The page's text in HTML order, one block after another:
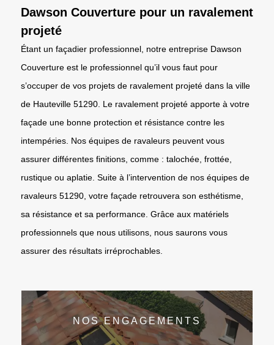
Dawson Couverture pour un ravalement
projeté
Étant un façadier professionnel, notre entreprise Dawson
Couverture est le professionnel qu’il vous faut pour
s’occuper de vos projets de ravalement projeté dans la ville
de Hauteville 51290. Le ravalement projeté apporte à votre
façade une bonne protection et résistance contre les
intempéries. Nos équipes de ravaleurs peuvent vous
assurer différentes finitions, comme : talochée, frottée,
rustique ou aplatie. Suite à l’intervention de nos équipes de
ravaleurs 51290, votre façade retrouvera son esthétisme,
sa résistance et sa performance. Grâce aux matériels
professionnels que nous utilisons, nous saurons vous
assurer des résultats irréprochables.
NOS ENGAGEMENTS